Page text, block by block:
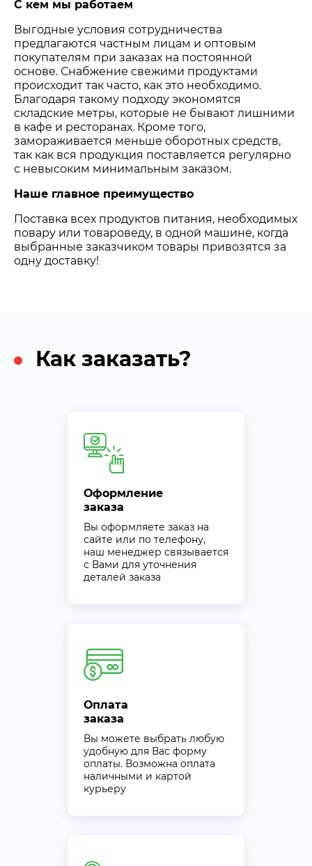
С кем мы работаем
Выгодные условия сотрудничества
предлагаются частным лицам и оптовым
покупателям при заказах на постоянной
основе. Снабжение свежими продуктами
происходит так часто, как это необходимо.
Благодаря такому подходу экономятся
складские метры, которые не бывают лишними
в кафе и ресторанах. Кроме того,
замораживается меньше оборотных средств,
так как вся продукция поставляется регулярно
с невысоким минимальным заказом.
Наше главное преимущество
Поставка всех продуктов питания, необходимых
повару или товароведу, в одной машине, когда
выбранные заказчиком товары привозятся за
одну доставку!
Как заказать?
Оформление
заказа
Вы оформляете заказ на
сайте или по телефону,
наш менеджер связывается
с Вами для уточнения
деталей заказа
Оплата
заказа
Вы можете выбрать любую
удобную для Вас форму
оплаты. Возможна оплата
наличными и картой
курьеру